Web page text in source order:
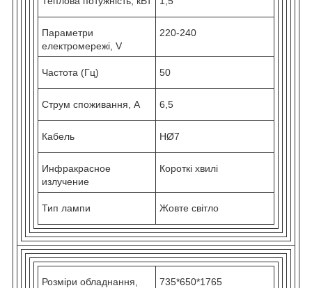
Параметри
електромережі, V
220-240
Частота (Гц) 50
Струм споживання, А 6,5
Кабель НØ7
Инфракрасное
излучение
Короткі хвилі
Тип лампи Жовте світло
Розміри обладнання,
735*650*1765